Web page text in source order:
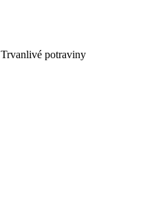
Trvanlivé potraviny